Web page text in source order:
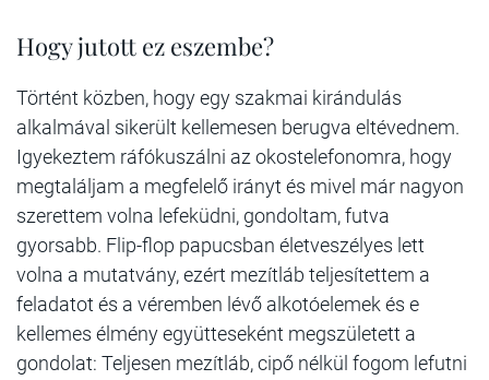
Hogy jutott ez eszembe?
Történt közben, hogy egy szakmai kirándulás
alkalmával sikerült kellemesen berugva eltévednem.
Igyekeztem ráfókuszálni az okostelefonomra, hogy
megtaláljam a megfelelő irányt és mivel már nagyon
szerettem volna lefeküdni, gondoltam, futva
gyorsabb. Flip-flop papucsban életveszélyes lett
volna a mutatvány, ezért mezítláb teljesítettem a
feladatot és a véremben lévő alkotóelemek és e
kellemes élmény együtteseként megszületett a
gondolat: Teljesen mezítláb, cipő nélkül fogom lefutni